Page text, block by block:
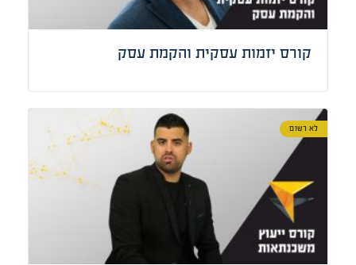
קורס יזמות עסקית והקמת עסק
לא רשום